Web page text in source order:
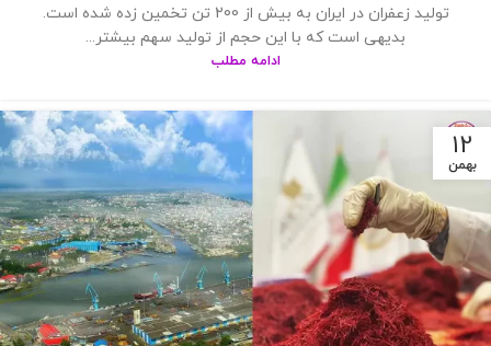
تولید زعفران در ایران به بیش از 200 تن تخمین زده شده است.
بدیهی است که با این حجم از تولید سهم بیشتر...
ادامه مطلب
12
بهمن